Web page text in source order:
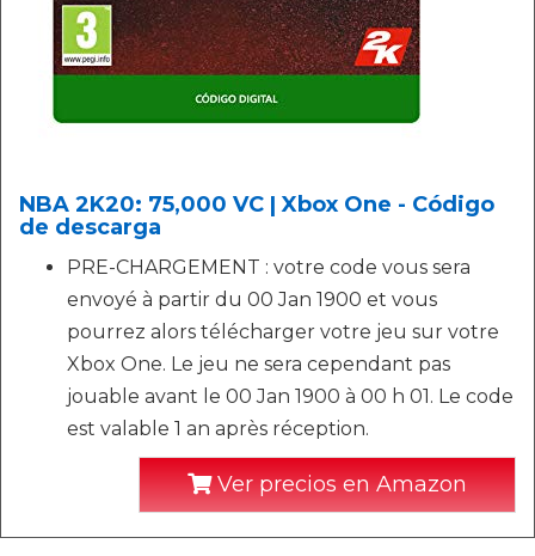
NBA 2K20: 75,000 VC | Xbox One - Código
de descarga
PRE-CHARGEMENT : votre code vous sera
envoyé à partir du 00 Jan 1900 et vous
pourrez alors télécharger votre jeu sur votre
Xbox One. Le jeu ne sera cependant pas
jouable avant le 00 Jan 1900 à 00 h 01. Le code
est valable 1 an après réception.
Ver precios en Amazon